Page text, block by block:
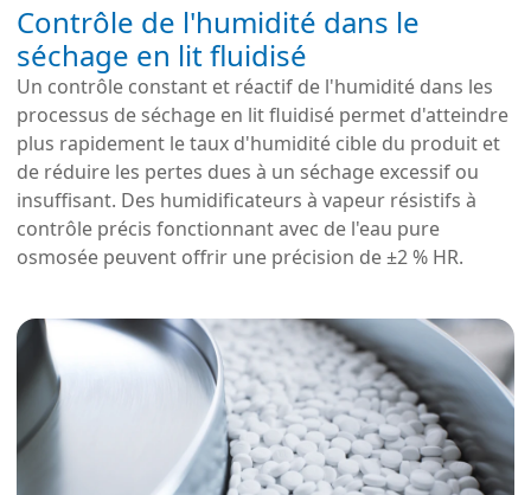
Contrôle de l'humidité dans le
séchage en lit fluidisé
Un contrôle constant et réactif de l'humidité dans les
processus de séchage en lit fluidisé permet d'atteindre
plus rapidement le taux d'humidité cible du produit et
de réduire les pertes dues à un séchage excessif ou
insuffisant. Des humidificateurs à vapeur résistifs à
contrôle précis fonctionnant avec de l'eau pure
osmosée peuvent offrir une précision de ±2 % HR.